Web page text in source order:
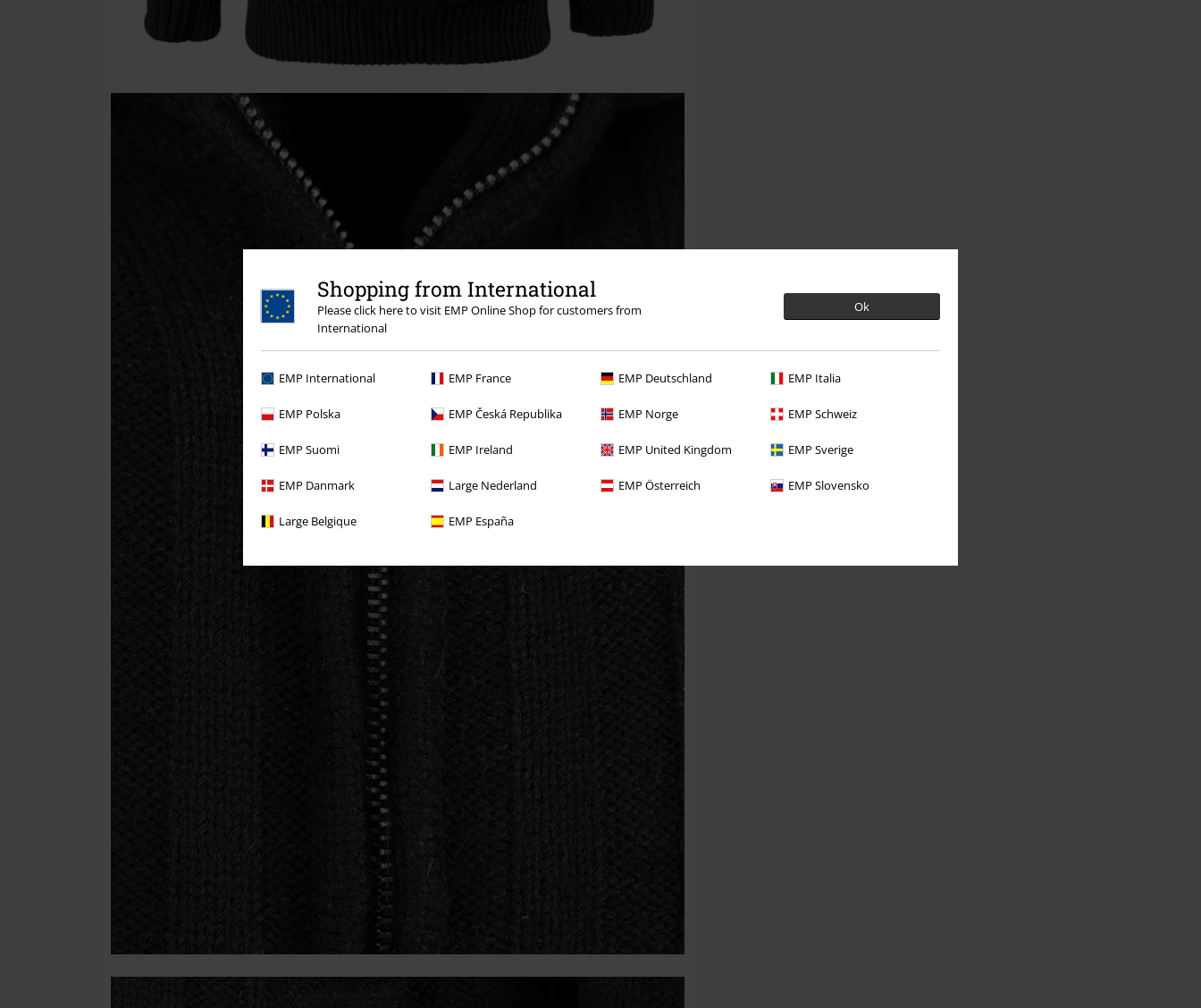
Shopping from International
Please click here to visit EMP Online Shop for customers from
International
Ok
EMP International EMP France EMP Deutschland EMP Italia
EMP Polska EMP Česká Republika EMP Norge EMP Schweiz
EMP Suomi EMP Ireland EMP United Kingdom EMP Sverige
EMP Danmark Large Nederland EMP Österreich EMP Slovensko
Large Belgique EMP España